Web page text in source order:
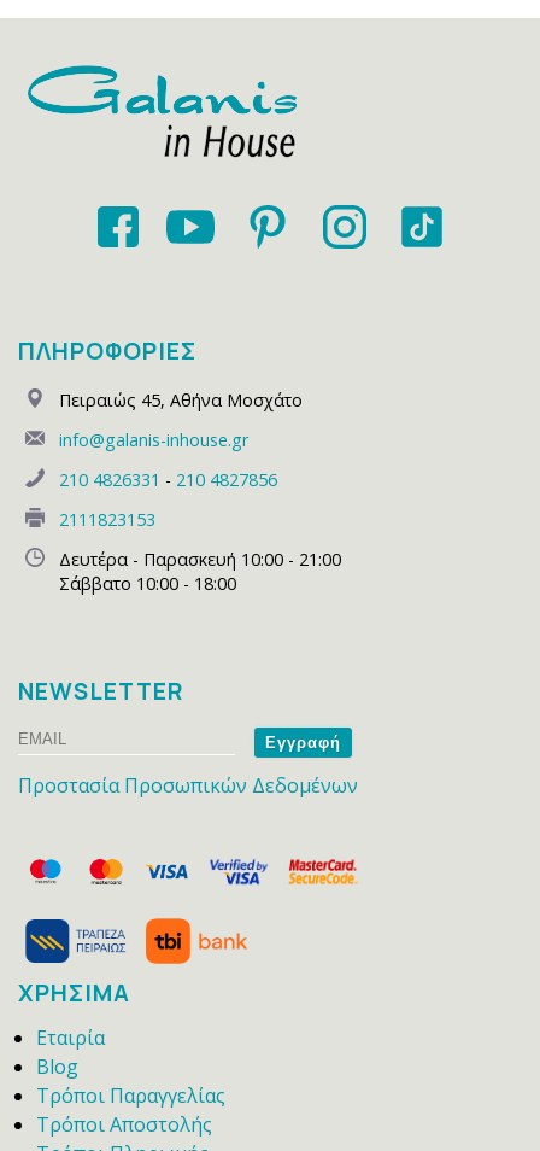
ΠΛΗΡΟΦΟΡΙΕΣ
Πειραιώς 45, Αθήνα Μοσχάτο
info@galanis-inhouse.gr
210 4826331 - 210 4827856
2111823153
Δευτέρα - Παρασκευή 10:00 - 21:00
Σάββατο 10:00 - 18:00
NEWSLETTER
Email
Name
Προστασία Προσωπικών Δεδομένων
ΧΡΗΣΙΜΑ
Εταιρία
Blog
Τρόποι Παραγγελίας
Τρόποι Αποστολής